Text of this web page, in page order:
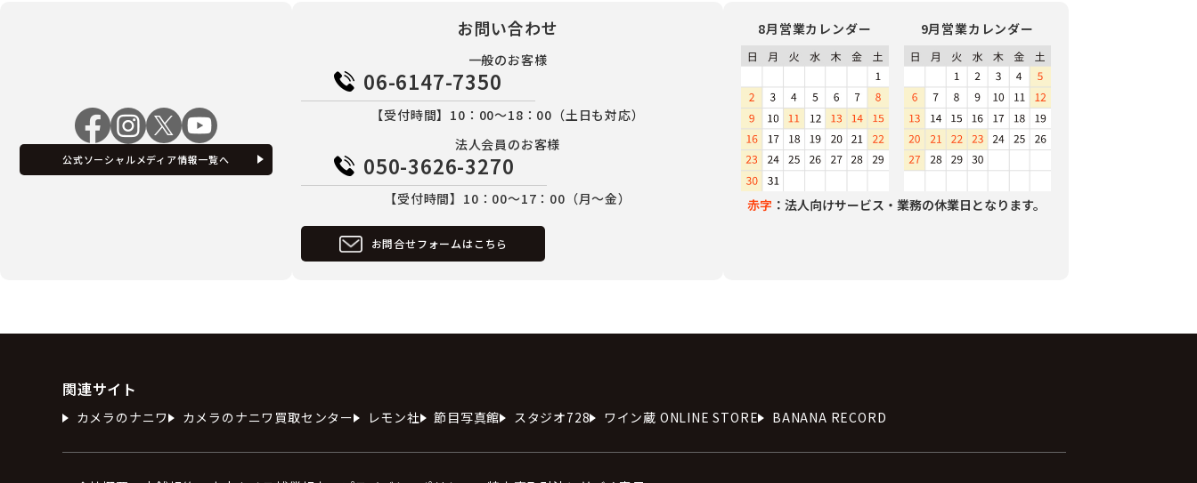
公式ソーシャルメディア情報一覧へ
お問い合わせ
一般のお客様
06-6147-7350
【受付時間】10：00～18：00（土日も対応）
法人会員のお客様
050-3626-3270
【受付時間】10：00～17：00（月～金）
お問合せフォームはこちら
8月営業カレンダー 9月営業カレンダー
赤字 ：法人向けサービス・業務の休業日となります。
関連サイト
カメラのナニワ カメラのナニワ買取センター レモン社 節目写真館 スタジオ728 ワイン蔵 ONLINE STORE BANANA RECORD